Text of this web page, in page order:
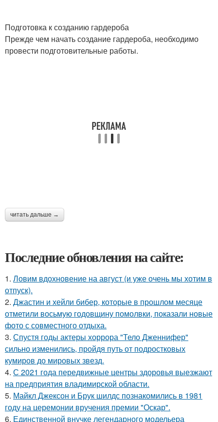
Подготовка к созданию гардероба
Прежде чем начать создание гардероба, необходимо
провести подготовительные работы.
читать дальше →
Последние обновления на сайте:
1. Ловим вдохновение на август (и уже очень мы хотим в
отпуск).
2. Джастин и хейли бибер, которые в прошлом месяце
отметили восьмую годовщину помолвки, показали новые
фото с совместного отдыха.
3. Спустя годы актеры хоррора "Тело Дженнифер"
сильно изменились, пройдя путь от подростковых
кумиров до мировых звезд.
4. С 2021 года передвижные центры здоровья выезжают
на предприятия владимирской области.
5. Майкл Джексон и Брук шилдс познакомились в 1981
году на церемонии вручения премии "Оскар".
6. Единственной внучке легендарного модельера